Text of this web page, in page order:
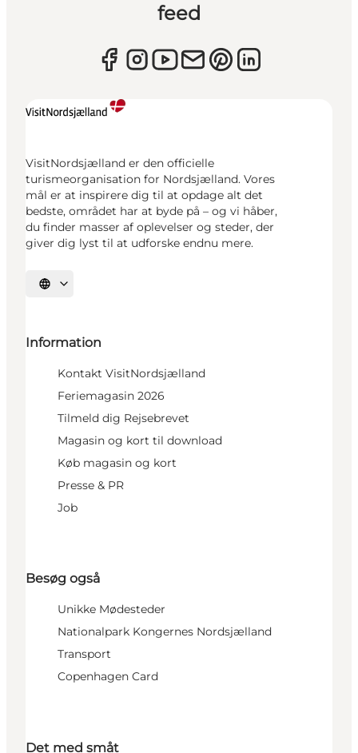
feed
VisitNordsjælland er den officielle
turismeorganisation for Nordsjælland. Vores
mål er at inspirere dig til at opdage alt det
bedste, området har at byde på – og vi håber,
du finder masser af oplevelser og steder, der
giver dig lyst til at udforske endnu mere.
Vælg sprog
Information
Kontakt VisitNordsjælland
Feriemagasin 2026
Tilmeld dig Rejsebrevet
Magasin og kort til download
Køb magasin og kort
Presse & PR
Job
Besøg også
Unikke Mødesteder
Nationalpark Kongernes Nordsjælland
Transport
Copenhagen Card
Det med småt